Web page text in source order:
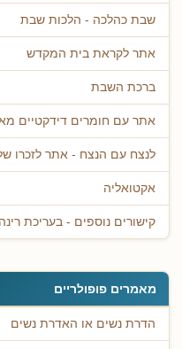
שבת כהלכה - הלכות שבת
אתר לקראת בית המקדש
ברכת השבת
אתר עם חומרים דידקטיים
לנצח עם הנצח - אתר לזכרו
אקטואליה
קישורים נוספים - בעריכת
מאמרים פופולריים
הדרת נשים או האדרת נשים